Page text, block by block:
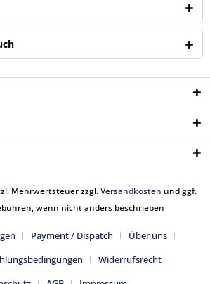
Mehrwertsteuer zzgl.Versandkosten und ggf.
wenn nicht anders beschrieben
Payment / Dispatch
Über uns
Widerrufsrecht